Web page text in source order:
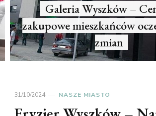
Galeria Wyszków –
zakupowe mieszkańców
zmian
31/10/2024 NASZE MIASTO